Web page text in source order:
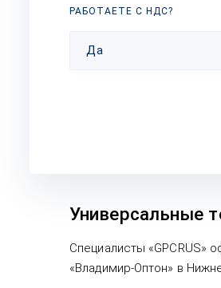
РАБОТАЕТЕ С НДС?
Да
Универсальные
Специалисты «GPCRUS»
«Владимир-Оптон» в